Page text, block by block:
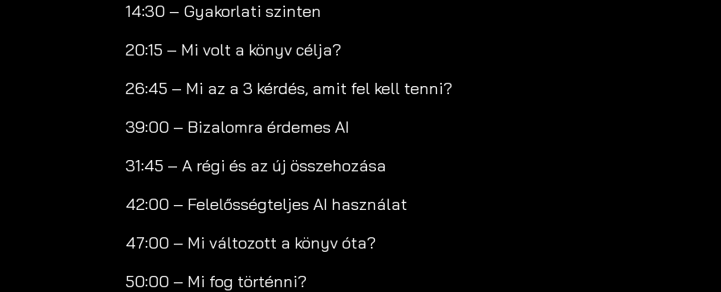
14:30 – Gyakorlati szinten
20:15 – Mi volt a könyv célja?
26:45 – Mi az a 3 kérdés, amit fel kell tenni?
39:00 – Bizalomra érdemes AI
31:45 – A régi és az új összehozása
42:00 – Felelősségteljes AI használat
47:00 – Mi változott a könyv óta?
50:00 – Mi fog történni?